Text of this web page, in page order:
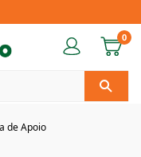
0
de Apoio